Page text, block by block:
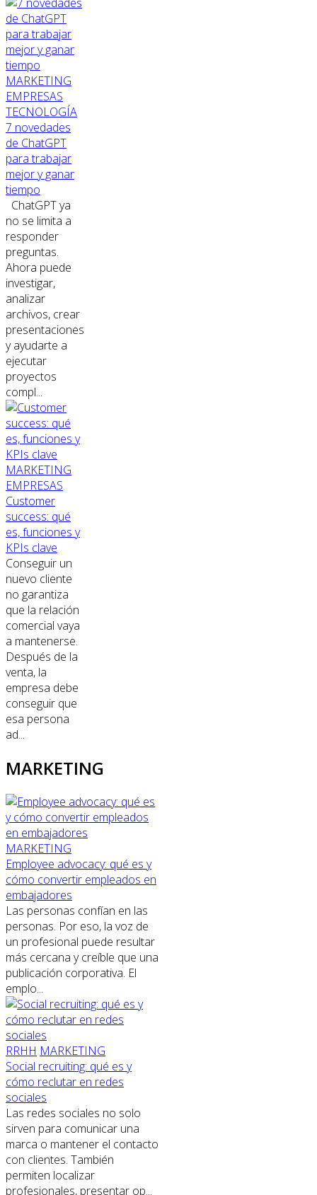
MARKETING
EMPRESAS
TECNOLOGÍA
7 novedades
de ChatGPT
para trabajar
mejor y ganar
tiempo
ChatGPT ya
no se limita a
responder
preguntas.
Ahora puede
investigar,
analizar
archivos, crear
presentaciones
y ayudarte a
ejecutar
proyectos
compl...
MARKETING
EMPRESAS
Customer
success: qué
es, funciones y
KPIs clave
Conseguir un
nuevo cliente
no garantiza
que la relación
comercial vaya
a mantenerse.
Después de la
venta, la
empresa debe
conseguir que
esa persona
ad...
MARKETING
MARKETING
Employee advocacy: qué es y
cómo convertir empleados en
embajadores
Las personas confían en las
personas. Por eso, la voz de
un profesional puede resultar
más cercana y creíble que una
publicación corporativa. El
emplo...
RRHH MARKETING
Social recruiting: qué es y
cómo reclutar en redes
sociales
Las redes sociales no solo
sirven para comunicar una
marca o mantener el contacto
con clientes. También
permiten localizar
profesionales, presentar op...